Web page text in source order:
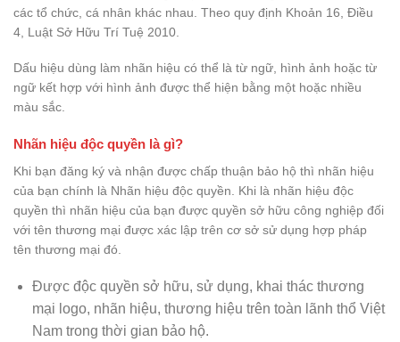
các tổ chức, cá nhân khác nhau. Theo quy định Khoản 16, Điều
4, Luật Sở Hữu Trí Tuệ 2010.
Dấu hiệu dùng làm nhãn hiệu có thể là từ ngữ, hình ảnh hoặc từ
ngữ kết hợp với hình ảnh được thể hiện bằng một hoặc nhiều
màu sắc.
Nhãn hiệu độc quyền là gì?
Khi bạn đăng ký và nhận được chấp thuận bảo hộ thì nhãn hiệu
của bạn chính là Nhãn hiệu độc quyền. Khi là nhãn hiệu độc
quyền thì nhãn hiệu của bạn được quyền sở hữu công nghiệp đối
với tên thương mại được xác lập trên cơ sở sử dụng hợp pháp
tên thương mại đó.
Được độc quyền sở hữu, sử dụng, khai thác thương
mại logo, nhãn hiệu, thương hiệu trên toàn lãnh thổ Việt
Nam trong thời gian bảo hộ.